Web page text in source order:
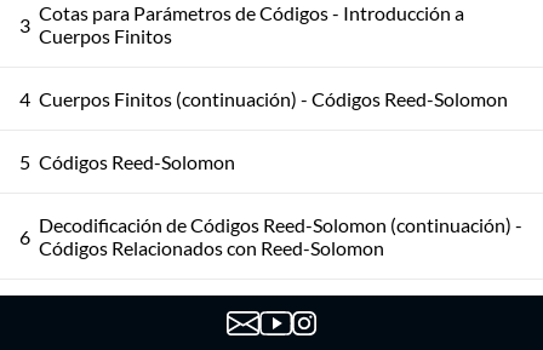
3 Cotas para Parámetros de Códigos - Introducción a
Cuerpos Finitos
4 Cuerpos Finitos (continuación) - Códigos Reed-Solomon
5 Códigos Reed-Solomon
6 Decodificación de Códigos Reed-Solomon (continuación) -
Códigos Relacionados con Reed-Solomon